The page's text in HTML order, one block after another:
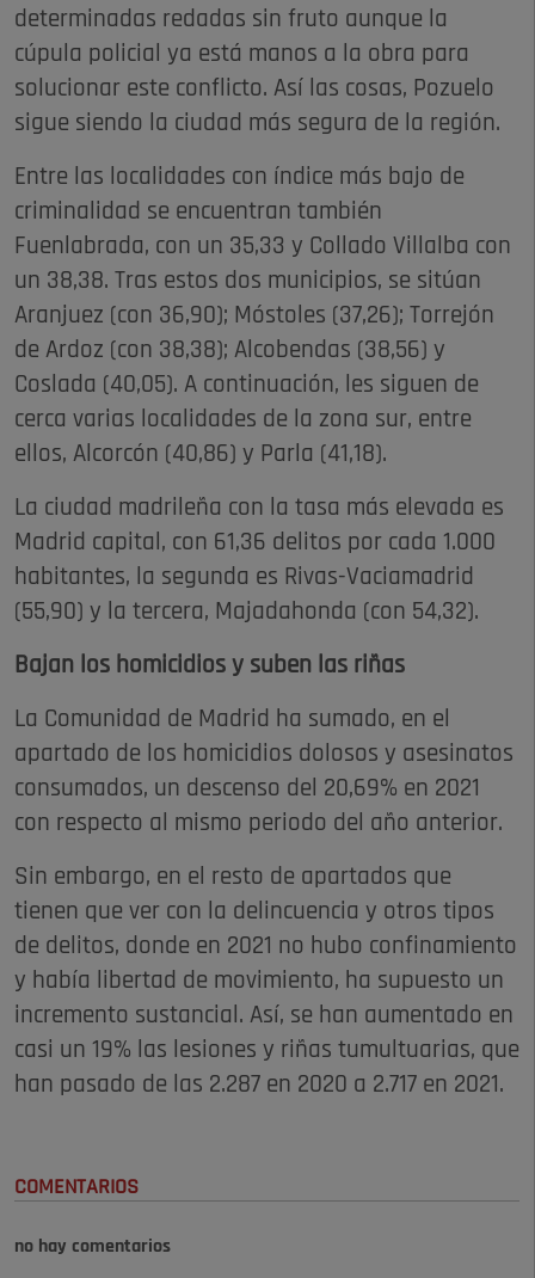
determinadas redadas sin fruto aunque la
cúpula policial ya está manos a la obra para
solucionar este conflicto. Así las cosas, Pozuelo
sigue siendo la ciudad más segura de la región.
Entre las localidades con índice más bajo de
criminalidad se encuentran también
Fuenlabrada, con un 35,33 y Collado Villalba con
un 38,38. Tras estos dos municipios, se sitúan
Aranjuez (con 36,90); Móstoles (37,26); Torrejón
de Ardoz (con 38,38); Alcobendas (38,56) y
Coslada (40,05). A continuación, les siguen de
cerca varias localidades de la zona sur, entre
ellos, Alcorcón (40,86) y Parla (41,18).
La ciudad madrileña con la tasa más elevada es
Madrid capital, con 61,36 delitos por cada 1.000
habitantes, la segunda es Rivas-Vaciamadrid
(55,90) y la tercera, Majadahonda (con 54,32).
Bajan los homicidios y suben las riñas
La Comunidad de Madrid ha sumado, en el
apartado de los homicidios dolosos y asesinatos
consumados, un descenso del 20,69% en 2021
con respecto al mismo periodo del año anterior.
Sin embargo, en el resto de apartados que
tienen que ver con la delincuencia y otros tipos
de delitos, donde en 2021 no hubo confinamiento
y había libertad de movimiento, ha supuesto un
incremento sustancial. Así, se han aumentado en
casi un 19% las lesiones y riñas tumultuarias, que
han pasado de las 2.287 en 2020 a 2.717 en 2021.
COMENTARIOS
no hay comentarios